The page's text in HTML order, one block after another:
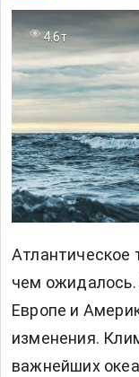
4.6т
Атлантическое
чем ожидалось.
Европе и
изменения.
важнейших